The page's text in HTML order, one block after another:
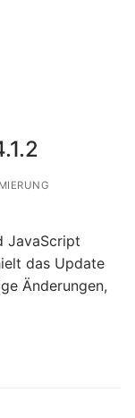
JavaScript
das Update
Änderungen,